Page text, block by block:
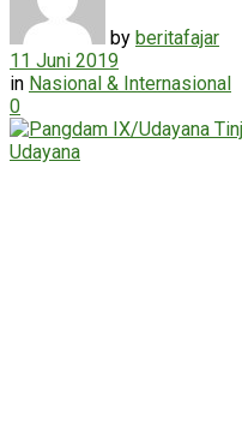
by beritafajar
11 Juni 2019
in Nasional & Internasional
0